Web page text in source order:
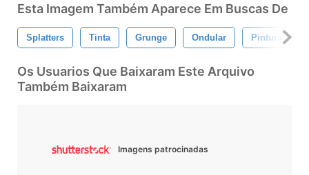
Esta Imagem Também Aparece Em Buscas De
Splatters Tinta Grunge Ondular Pintura
Os Usuarios Que Baixaram Este Arquivo
Também Baixaram
Imagens patrocinadas